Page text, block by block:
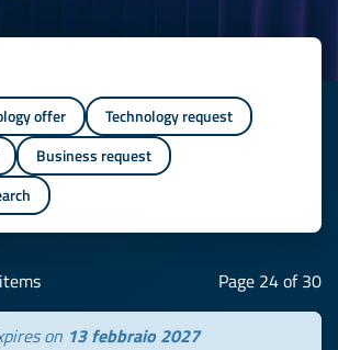
offer
Technology request
Business request
Page 24 of 30
on 13 febbraio 2027